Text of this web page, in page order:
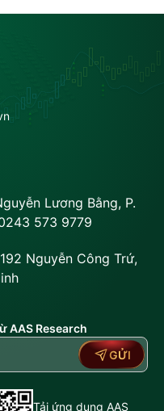
Lương Bằng, P.
573 9779
Nguyễn Công Trứ,
AAS Research
GỬI
Tải ứng dụng AAS